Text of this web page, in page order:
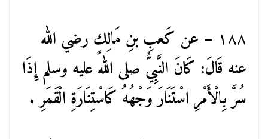
١٨٨ – عن كَعبِ بنِ مَالِكٍ رضي الله
عنه قَالَ: كَانَ النَّبِيُّ صلى الله عليه وسلم إِذَا
سُرَّ بِالْأَمْرِ اسْتَنَارَ وَجْهُهُ كَاسْتِنَارَةِ الْقَمَرِ .